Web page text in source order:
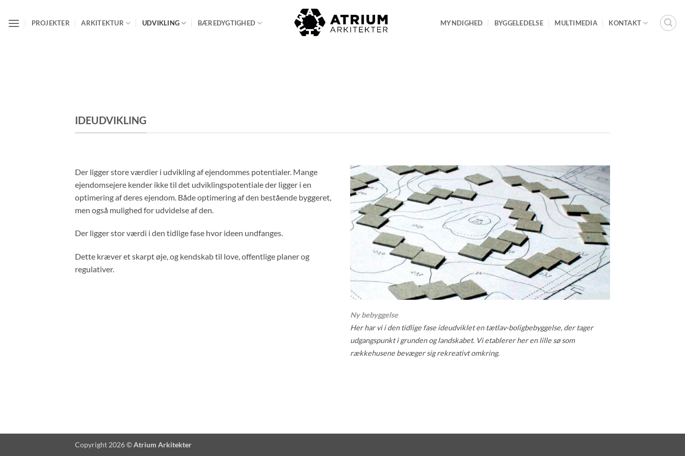
PROJEKTER ARKITEKTUR UDVIKLING BÆREDYGTIGHED MYNDIGHED BYGGELEDELSE MULTIMEDIA KONTAKT
IDEUDVIKLING
Der ligger store værdier i udvikling af ejendommes potentialer. Mange
ejendomsejere kender ikke til det udviklingspotentiale der ligger i en
optimering af deres ejendom. Både optimering af den bestående byggeret,
men også mulighed for udvidelse af den.
Der ligger stor værdi i den tidlige fase hvor ideen undfanges.
Dette kræver et skarpt øje, og kendskab til love, offentlige planer og
regulativer.
Ny bebyggelse
Her har vi i den tidlige fase ideudviklet en tætlav-boligbebyggelse, der tager
udgangspunkt i grunden og landskabet. Vi etablerer her en lille sø som
rækkehusene bevæger sig rekreativt omkring.
Copyright 2026 ©Atrium Arkitekter